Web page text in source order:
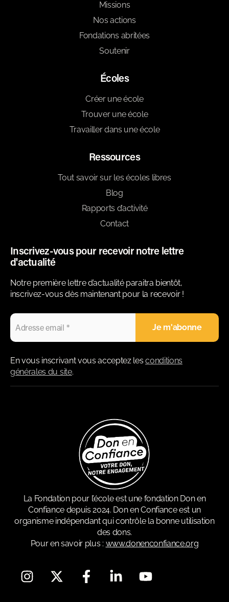
Missions
Nos actions
Fondations abritées
Soutenir
Écoles
Créer une école
Trouver une école
Travailler dans une école
Ressources
Tout savoir sur les écoles libres
Blog
Rapports d’activité
Contact
Inscrivez-vous pour recevoir notre lettre
d'actualité
Notre première lettre d’actualité paraitra bientôt,
inscrivez-vous dès maintenant pour la recevoir !
En vous inscrivant vous acceptez lesconditions
générales du site.
La Fondation pour l’école est une fondation Don en
Confiance depuis 2024. Don en Confiance est un
organisme indépendant qui contrôle la bonne utilisation
des dons.
Pour en savoir plus : www.donenconfiance.org